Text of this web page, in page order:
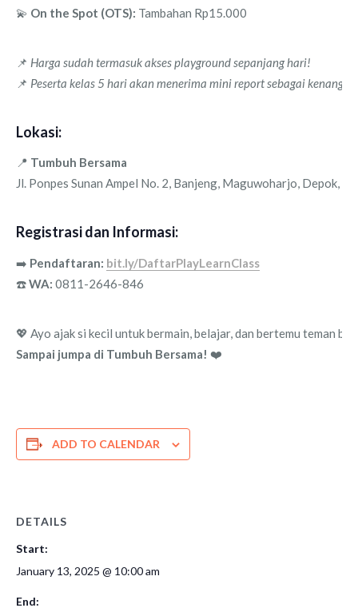
💫 On the Spot (OTS): Tambahan Rp15.000
📌 Harga sudah termasuk akses playground sepanjang hari!
📌 Peserta kelas 5 hari akan menerima mini report sebagai kenang-
Lokasi:
📍 Tumbuh Bersama
Jl. Ponpes Sunan Ampel No. 2, Banjeng, Maguwoharjo, Depok,
Registrasi dan Informasi:
➡️ Pendaftaran: bit.ly/DaftarPlayLearnClass
☎️WA: 0811-2646-846
💖 Ayo ajak si kecil untuk bermain, belajar, dan bertemu teman
Sampai jumpa di Tumbuh Bersama! ❤️
ADD TO CALENDAR
DETAILS
Start:
January 13, 2025 @ 10:00 am
End: